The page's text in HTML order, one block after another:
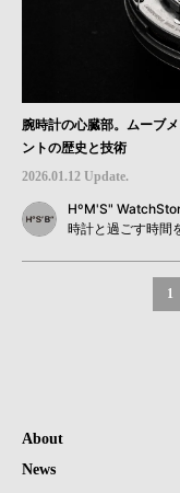
腕時計の心臓部。ムーブ
ントの歴史と技術
2026.01.12 Update.
HºM'S"
時計と過ごす時間
1
About
News